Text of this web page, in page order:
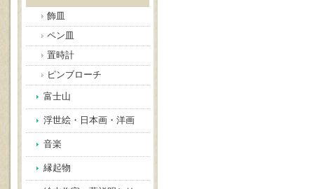
飾皿
ペン皿
置時計
ピンブローチ
富士山
浮世絵・日本画・洋画
音楽
縁起物